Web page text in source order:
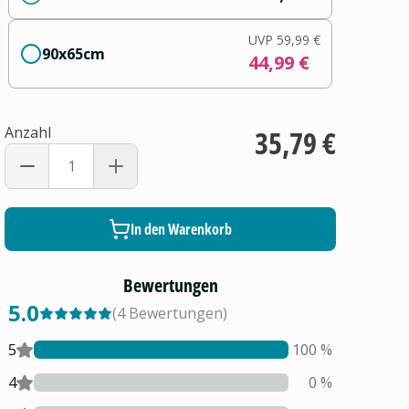
90x65cm
UVP 59,99 €
44,99 €
Anzahl 35,79 €
In den Warenkorb
Bewertungen
5.0 (4 Bewertungen)
5
100 %
4
0 %